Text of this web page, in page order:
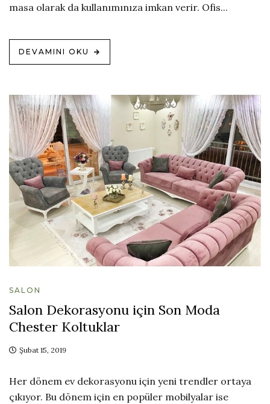
masa olarak da kullanımınıza imkan verir. Ofis...
DEVAMINI OKU
SALON
Salon Dekorasyonu için Son Moda
Chester Koltuklar
Şubat 15, 2019
Her dönem ev dekorasyonu için yeni trendler ortaya
çıkıyor. Bu dönem için en popüler mobilyalar ise